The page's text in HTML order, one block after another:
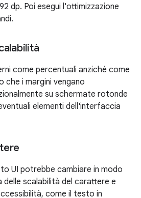
dp. Poi esegui l'ottimizzazione
come percentuali anziché come
che i margini vengano
su schermate rotonde
elementi dell'interfaccia
UI potrebbe cambiare in modo
delle scalabilità del carattere e
come il testo in